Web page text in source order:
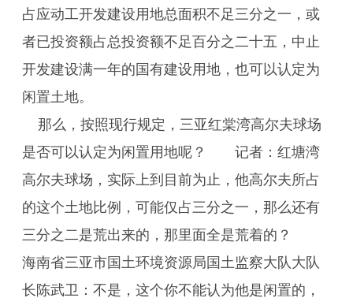
占应动工开发建设用地总面积不足三分之一，或
者已投资额占总投资额不足百分之二十五，中止
开发建设满一年的国有建设用地，也可以认定为
闲置土地。
那么，按照现行规定，三亚红棠湾高尔夫球场
是否可以认定为闲置用地呢？ 记者：红塘湾
高尔夫球场，实际上到目前为止，他高尔夫所占
的这个土地比例，可能仅占三分之一，那么还有
三分之二是荒出来的，那里面全是荒着的？
海南省三亚市国土环境资源局国土监察大队大队
长陈武卫：不是，这个你不能认为他是闲置的，